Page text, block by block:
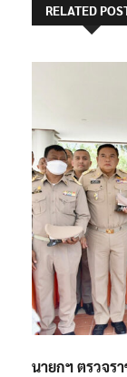
RELATED
นายกฯ ตรวจร